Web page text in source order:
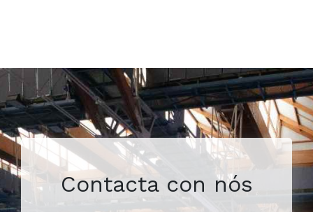
Contacta con nós